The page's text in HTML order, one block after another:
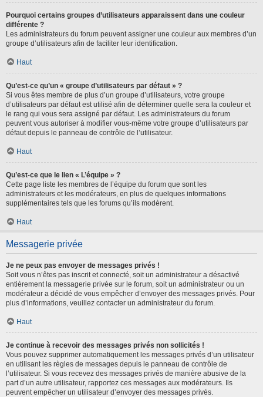
Pourquoi certains groupes d’utilisateurs apparaissent dans une couleur
différente ?
Les administrateurs du forum peuvent assigner une couleur aux membres d’un
groupe d’utilisateurs afin de faciliter leur identification.
Haut
Qu’est-ce qu’un « groupe d’utilisateurs par défaut » ?
Si vous êtes membre de plus d’un groupe d’utilisateurs, votre groupe
d’utilisateurs par défaut est utilisé afin de déterminer quelle sera la couleur et
le rang qui vous sera assigné par défaut. Les administrateurs du forum
peuvent vous autoriser à modifier vous-même votre groupe d’utilisateurs par
défaut depuis le panneau de contrôle de l’utilisateur.
Haut
Qu’est-ce que le lien « L’équipe » ?
Cette page liste les membres de l’équipe du forum que sont les
administrateurs et les modérateurs, en plus de quelques informations
supplémentaires tels que les forums qu’ils modèrent.
Haut
Messagerie privée
Je ne peux pas envoyer de messages privés !
Soit vous n’êtes pas inscrit et connecté, soit un administrateur a désactivé
entièrement la messagerie privée sur le forum, soit un administrateur ou un
modérateur a décidé de vous empêcher d’envoyer des messages privés. Pour
plus d’informations, veuillez contacter un administrateur du forum.
Haut
Je continue à recevoir des messages privés non sollicités !
Vous pouvez supprimer automatiquement les messages privés d’un utilisateur
en utilisant les règles de messages depuis le panneau de contrôle de
l’utilisateur. Si vous recevez des messages privés de manière abusive de la
part d’un autre utilisateur, rapportez ces messages aux modérateurs. Ils
peuvent empêcher un utilisateur d’envoyer des messages privés.